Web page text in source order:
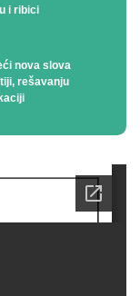
i ribici
nova slova
rešavanju